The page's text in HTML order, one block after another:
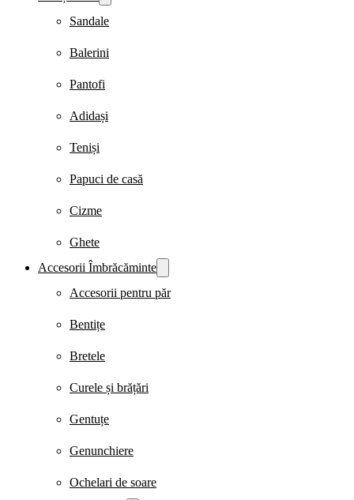
Sandale
Balerini
Pantofi
Adidași
Teniși
Papuci de casă
Cizme
Ghete
Accesorii Îmbrăcăminte
Accesorii pentru păr
Bentițe
Bretele
Curele și brățări
Gentuțe
Genunchiere
Ochelari de soare